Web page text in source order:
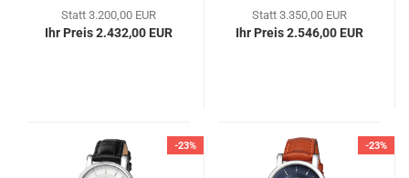
Statt 3.200,00 EUR
Ihr Preis 2.432,00 EUR
Statt 3.350,00 EUR
Ihr Preis 2.546,00 EUR
-23% -23%